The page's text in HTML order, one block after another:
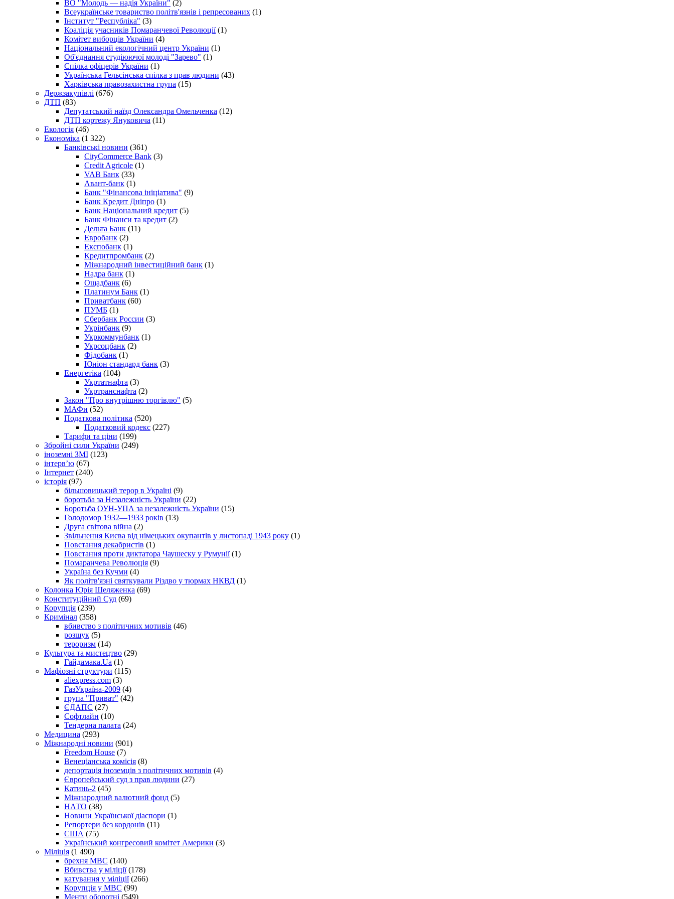
ВО "Молодь — надія України" (2)
Всеукраїнське товариство політв'язнів і репресованих (1)
Інститут "Республіка" (3)
Коаліція учасників Помаранчевої Революції(1)
Комітет виборців України (4)
Національний екологічний центр України (1)
Об'єднання студіюючої молоді "Зарево" (1)
Спілка офіцерів України (1)
Українська Гельсінська спілка з прав людини (43)
Харківська правозахистна група (15)
Держзакупівлі (676)
ДТП (83)
Депутатський наїзд Олександра Омельченка (12)
ДТП кортежу Януковича (11)
Екологія (46)
Економіка (1 322)
Банківські новини (361)
CityCommerce Bank (3)
Credit Agricole (1)
VAB Банк (33)
Авант-банк (1)
Банк "Фінансова ініціатива" (9)
Банк Кредит Дніпро (1)
Банк Національний кредит (5)
Банк Фінанси та кредит (2)
Дельта Банк (11)
Евробанк (2)
Експобанк (1)
Кредитпромбанк (2)
Міжнародний інвестиційний банк (1)
Надра банк (1)
Ощадбанк (6)
Платинум Банк (1)
Приватбанк (60)
ПУМБ (1)
Сбербанк России (3)
Укрінбанк (9)
Укркоммунбанк (1)
Укрсоцбанк (2)
Фідобанк (1)
Юніон стандард банк (3)
Енергетіка (104)
Укртатнафта (3)
Укртранснафта (2)
Закон "Про внутрішню торгівлю" (5)
МАФи (52)
Податкова політика (520)
Податковий кодекс (227)
Тарифи та ціни (199)
Збройні сили України (249)
іноземні ЗМІ (123)
інтерв’ю (67)
Інтернет (240)
історія (97)
більшовицький терор в Україні (9)
боротьба за Незалежність України (22)
Боротьба ОУН-УПА за незалежність України (15)
Голодомор 1932—1933 років (13)
Друга світова війна (2)
Звільнення Києва від німецьких окупантів у листопаді 1943 року (1)
Повстання декабристів (1)
Повстання проти диктатора Чаушеску у Румунії(1)
Помаранчева Революція (9)
Україна без Кучми (4)
Як політв'язні святкували Різдво у тюрмах НКВД (1)
Колонка Юрія Шеляженка (69)
Конституційний Суд (69)
Корупція (239)
Кримінал (358)
вбивство з політичних мотивів (46)
розшук (5)
тероризм (14)
Культура та мистецтво (29)
Гайдамака.Ua (1)
Мафіозні структури (115)
aliexpress.com (3)
ГазУкраїна-2009 (4)
група "Приват" (42)
ЄДАПС (27)
Софтлайн (10)
Тендерна палата (24)
Медицина (293)
Міжнародні новини (901)
Freedom House (7)
Венеціанська комісія (8)
депортація іноземців з політичних мотивів (4)
Європейський суд з прав людини (27)
Катинь-2 (45)
Міжнародний валютний фонд (5)
НАТО (38)
Новини Української діаспори (1)
Репортери без кордонів (11)
США (75)
Український конгресовий комітет Америки (3)
Міліція (1 490)
брехня МВС (140)
Вбивства у міліції(178)
катування у міліції(266)
Корупція у МВС (99)
Менти оборотні (549)